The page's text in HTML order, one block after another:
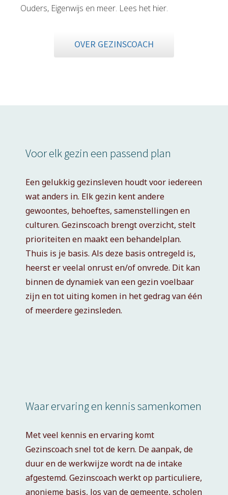
Ouders, Eigenwijs en meer. Lees het hier.
OVER GEZINSCOACH
Voor elk gezin een passend plan
Een gelukkig gezinsleven houdt voor iedereen
wat anders in. Elk gezin kent andere
gewoontes, behoeftes, samenstellingen en
culturen. Gezinscoach brengt overzicht, stelt
prioriteiten en maakt een behandelplan.
Thuis is je basis. Als deze basis ontregeld is,
heerst er veelal onrust en/of onvrede. Dit kan
binnen de dynamiek van een gezin voelbaar
zijn en tot uiting komen in het gedrag van één
of meerdere gezinsleden.
Waar ervaring en kennis samenkomen
Met veel kennis en ervaring komt
Gezinscoach snel tot de kern. De aanpak, de
duur en de werkwijze wordt na de intake
afgestemd. Gezinscoach werkt op particuliere,
anonieme basis, los van de gemeente, scholen